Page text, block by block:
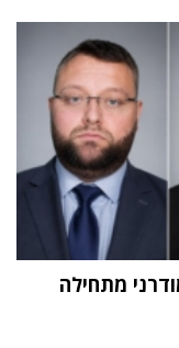
מתחילה